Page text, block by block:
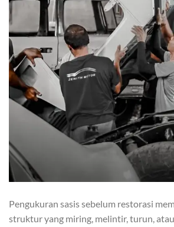
Pengukuran sasis sebelum restorasi
struktur yang miring, melintir, turun,